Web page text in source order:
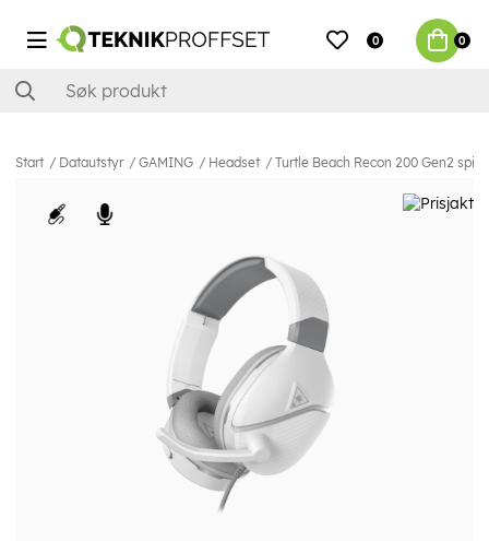
0 0
Start Datautstyr GAMING Headset Turtle Beach Recon 200 Gen2